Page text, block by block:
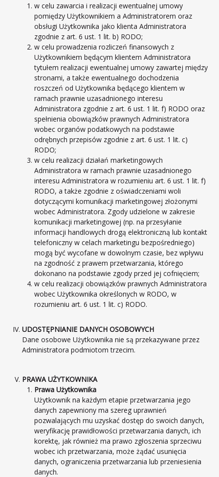
w celu zawarcia i realizacji ewentualnej umowy
pomiędzy Użytkownikiem a Administratorem oraz
obsługi Użytkownika jako klienta Administratora
zgodnie z art. 6 ust. 1 lit. b) RODO;
w celu prowadzenia rozliczeń finansowych z
Użytkownikiem będącym klientem Administratora
tytułem realizacji ewentualnej umowy zawartej między
stronami, a także ewentualnego dochodzenia
roszczeń od Użytkownika będącego klientem w
ramach prawnie uzasadnionego interesu
Administratora zgodnie z art. 6 ust. 1 lit. f) RODO oraz
spełnienia obowiązków prawnych Administratora
wobec organów podatkowych na podstawie
odrębnych przepisów zgodnie z art. 6 ust. 1 lit. c)
RODO;
w celu realizacji działań marketingowych
Administratora w ramach prawnie uzasadnionego
interesu Administratora w rozumieniu art. 6 ust. 1 lit. f)
RODO, a także zgodnie z oświadczeniami woli
dotyczącymi komunikacji marketingowej złożonymi
wobec Administratora. Zgody udzielone w zakresie
komunikacji marketingowej (np. na przesyłanie
informacji handlowych drogą elektroniczną lub kontakt
telefoniczny w celach marketingu bezpośredniego)
mogą być wycofane w dowolnym czasie, bez wpływu
na zgodność z prawem przetwarzania, którego
dokonano na podstawie zgody przed jej cofnięciem;
w celu realizacji obowiązków prawnych Administratora
wobec Użytkownika określonych w RODO, w
rozumieniu art. 6 ust. 1 lit. c) RODO.
UDOSTĘPNIANIE DANYCH OSOBOWYCH
Dane osobowe Użytkownika nie są przekazywane przez
Administratora podmiotom trzecim.
PRAWA UŻYTKOWNIKA
Prawa Użytkownika
Użytkownik na każdym etapie przetwarzania jego
danych zapewniony ma szereg uprawnień
pozwalających mu uzyskać dostęp do swoich danych,
weryfikację prawidłowości przetwarzania danych, ich
korektę, jak również ma prawo zgłoszenia sprzeciwu
wobec ich przetwarzania, może żądać usunięcia
danych, ograniczenia przetwarzania lub przeniesienia
danych.